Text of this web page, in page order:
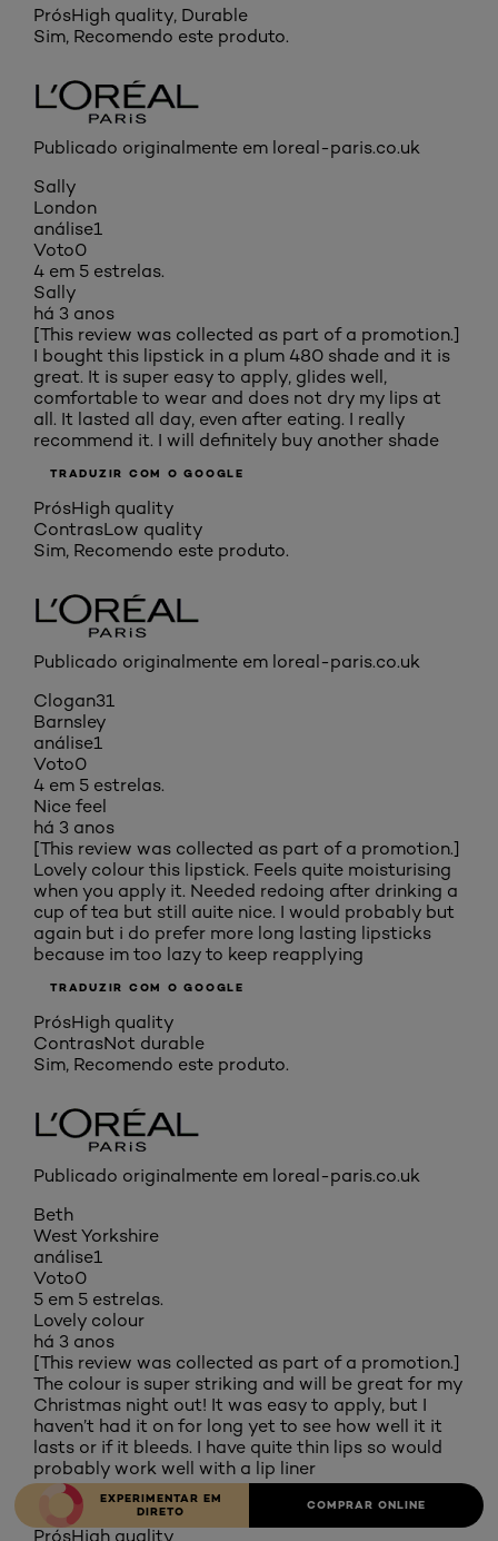
PrósHigh quality, Durable
Sim, Recomendo este produto.
Publicado originalmente em loreal-paris.co.uk
Sally
London
análise1
Voto0
4 em 5 estrelas.
Sally
há 3 anos
[This review was collected as part of a promotion.]
I bought this lipstick in a plum 480 shade and it is
great. It is super easy to apply, glides well,
comfortable to wear and does not dry my lips at
all. It lasted all day, even after eating. I really
recommend it. I will definitely buy another shade
TRADUZIR COM O GOOGLE
PrósHigh quality
ContrasLow quality
Sim, Recomendo este produto.
Publicado originalmente em loreal-paris.co.uk
Clogan31
Barnsley
análise1
Voto0
4 em 5 estrelas.
Nice feel
há 3 anos
[This review was collected as part of a promotion.]
Lovely colour this lipstick. Feels quite moisturising
when you apply it. Needed redoing after drinking a
cup of tea but still auite nice. I would probably but
again but i do prefer more long lasting lipsticks
because im too lazy to keep reapplying
TRADUZIR COM O GOOGLE
PrósHigh quality
ContrasNot durable
Sim, Recomendo este produto.
Publicado originalmente em loreal-paris.co.uk
Beth
West Yorkshire
análise1
Voto0
5 em 5 estrelas.
Lovely colour
há 3 anos
[This review was collected as part of a promotion.]
The colour is super striking and will be great for my
Christmas night out! It was easy to apply, but I
haven’t had it on for long yet to see how well it it
lasts or if it bleeds. I have quite thin lips so would
probably work well with a lip liner
TRADUZIR COM O GOOGLE
PrósHigh quality
EXPERIMENTAR EM
DIRETO
COMPRAR ONLINE